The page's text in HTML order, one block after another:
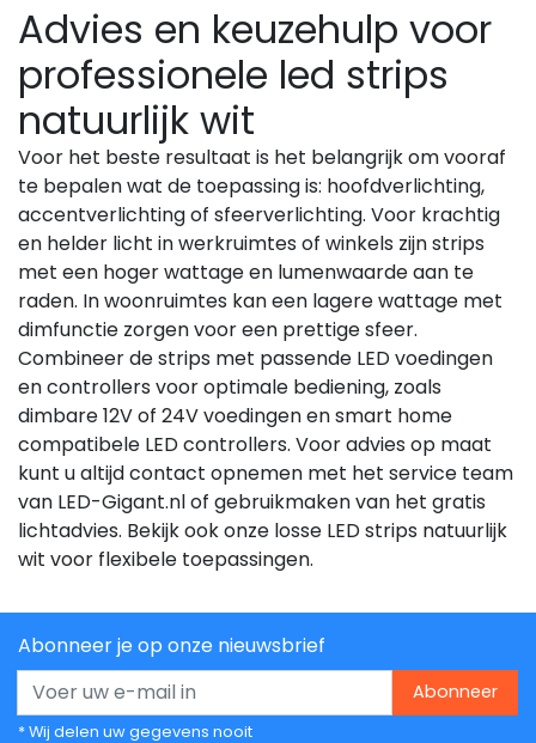
Advies en keuzehulp voor
professionele led strips
natuurlijk wit
Voor het beste resultaat is het belangrijk om vooraf
te bepalen wat de toepassing is: hoofdverlichting,
accentverlichting of sfeerverlichting. Voor krachtig
en helder licht in werkruimtes of winkels zijn strips
met een hoger wattage en lumenwaarde aan te
raden. In woonruimtes kan een lagere wattage met
dimfunctie zorgen voor een prettige sfeer.
Combineer de strips met passende LED voedingen
en controllers voor optimale bediening, zoals
dimbare 12V of 24V voedingen en smart home
compatibele LED controllers. Voor advies op maat
kunt u altijd contact opnemen met het service team
van LED-Gigant.nl of gebruikmaken van het gratis
lichtadvies. Bekijk ook onze losse LED strips natuurlijk
wit voor flexibele toepassingen.
Abonneer je op onze nieuwsbrief
Abonneer
* Wij delen uw gegevens nooit